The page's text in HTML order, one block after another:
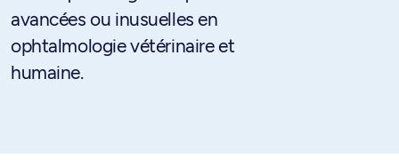
avancées ou inusuelles en
ophtalmologie vétérinaire et
humaine.